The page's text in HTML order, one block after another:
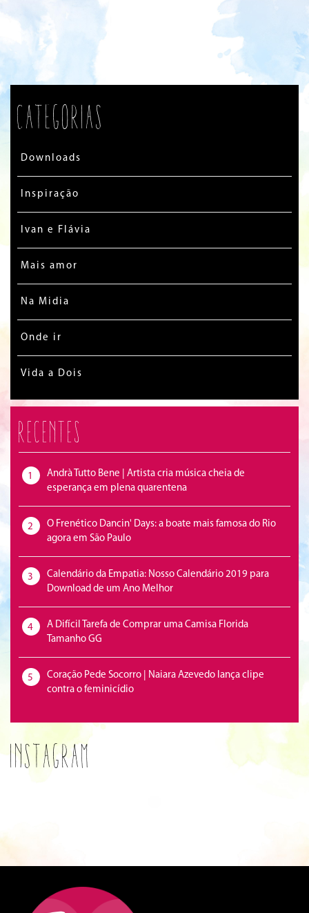
Categorias
Downloads
Inspiração
Ivan e Flávia
Mais amor
Na Midia
Onde ir
Vida a Dois
Recentes
1
Andrà Tutto Bene | Artista cria música cheia de
esperança em plena quarentena
2
O Frenético Dancin' Days: a boate mais famosa do Rio
agora em São Paulo
3
Calendário da Empatia: Nosso Calendário 2019 para
Download de um Ano Melhor
4
A Difícil Tarefa de Comprar uma Camisa Florida
Tamanho GG
5
Coração Pede Socorro | Naiara Azevedo lança clipe
contra o feminicídio
Instagram